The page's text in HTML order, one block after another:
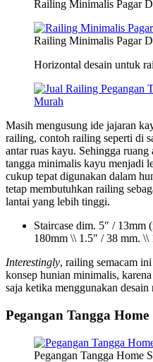
Railing Minimalis Pagar
Railing Minimalis Pagar
Horizontal desain untuk
Masih mengusung ide jajaran
railing, contoh railing seperti di
antar ruas kayu. Sehingga
tangga minimalis kayu menjadi
cukup tepat digunakan dalam
tetap membutuhkan railing
lantai yang lebih tinggi.
Staircase dim. 5″ / 13mm
180mm \\ 1.5″ / 38 mm. \\
Interestingly, railing semacam
konsep hunian minimalis,
saja ketika menggunakan
Pegangan Tangga Home
Pegangan Tangga Home